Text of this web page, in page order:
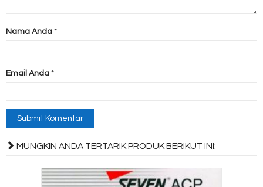
Nama Anda *
Email Anda *
MUNGKIN ANDA TERTARIK PRODUK BERIKUT INI: